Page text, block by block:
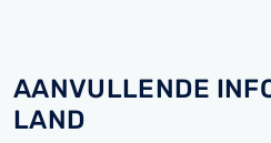
AANVULLENDE
LAND